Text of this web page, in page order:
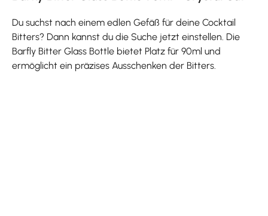
Du suchst nach einem edlen Gefäß für deine Cocktail
Bitters? Dann kannst du die Suche jetzt einstellen. Die
Barfly Bitter Glass Bottle bietet Platz für 90ml und
ermöglicht ein präzises Ausschenken der Bitters.